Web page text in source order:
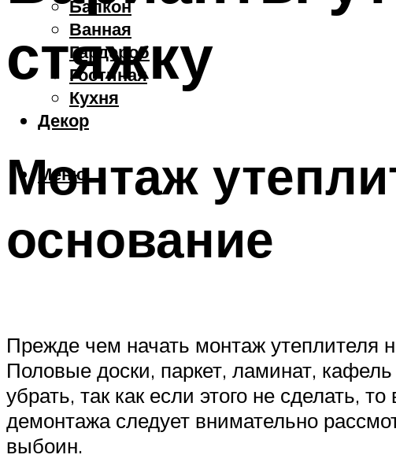
Балкон
Ванная
Гардероб
Гостиная
Кухня
Декор
Меню
стяжку
Монтаж
основание
Прежде чем начать монтаж утеплителя
Половые доски, паркет, ламинат,
убрать, так как если этого не сделать,
демонтажа следует внимательно
выбоин.